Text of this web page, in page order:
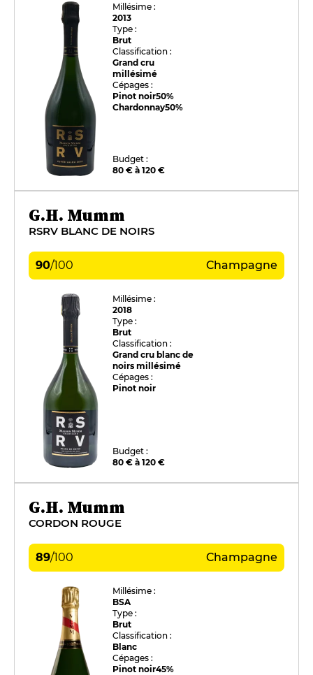
Millésime :
2013
Type :
Brut
Classification :
Grand cru
millésimé
Cépages :
Pinot noir50%
Chardonnay50%
Budget :
80 € à 120 €
G.H. Mumm
RSRV BLANC DE NOIRS
90/100 Champagne
Millésime :
2018
Type :
Brut
Classification :
Grand cru blanc de
noirs millésimé
Cépages :
Pinot noir
Budget :
80 € à 120 €
G.H. Mumm
CORDON ROUGE
89/100 Champagne
Millésime :
BSA
Type :
Brut
Classification :
Blanc
Cépages :
Pinot noir45%